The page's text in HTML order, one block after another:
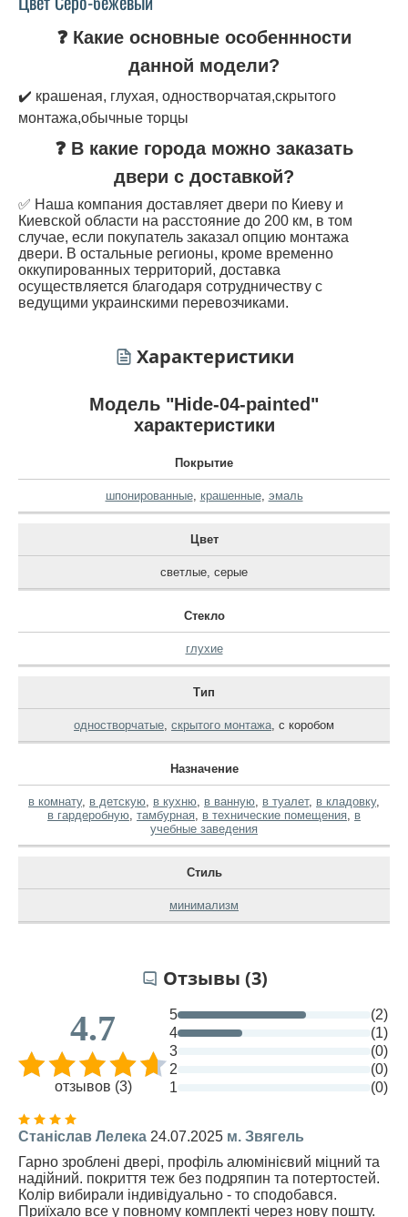
❓ Какие основные особеннности
данной модели?
✔️ крашеная, глухая, одностворчатая,скрытого
монтажа,обычные торцы
❓ В какие города можно заказать
двери с доставкой?
✅ Наша компания доставляет двери по Киеву и
Киевской области на расстояние до 200 км, в том
случае, если покупатель заказал опцию монтажа
двери. В остальные регионы, кроме временно
оккупированных территорий, доставка
осуществляется благодаря сотрудничеству с
ведущими украинскими перевозчиками.
Характеристики
Модель "Hide-04-painted"
характеристики
Покрытие
шпонированные, крашенные, эмаль
Цвет
светлые серые
Стекло
глухие
Тип
одностворчатые скрытого монтажа с коробом
Назначение
в комнату, в детскую в кухню в ванную в туалет, в кладовку,
в гардеробную тамбурная в технические помещения в
учебные заведения
Стиль
минимализм
Отзывы (3)
4.7
отзывов (3)
5
(2)
4
(1)
3
(0)
2
(0)
1
(0)
Станіслав Лелека 24.07.2025 м. Звягель
Гарно зроблені двері, профіль алюмінієвий міцний та
надійний. покриття теж без подряпин та потертостей.
Колір вибирали індивідуально - то сподобався.
Приїхало все у повному комплекті через нову пошту.